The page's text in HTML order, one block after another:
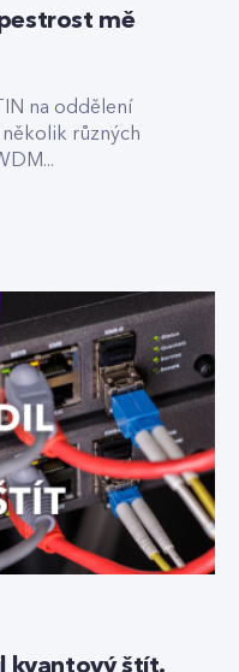
mě
na oddělení
různých
kvantový štít.